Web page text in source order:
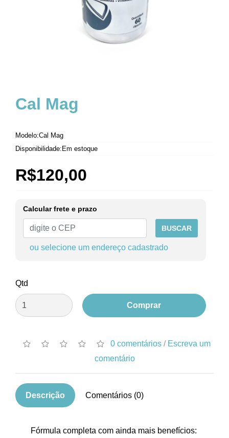
Cal Mag
Modelo:Cal Mag
Disponibilidade:Em estoque
R$120,00
Calcular frete e prazo
BUSCAR
ou selecione um endereço cadastrado
Qtd
Comprar
0 comentários / Escreva um
comentário
Descrição Comentários (0)
Fórmula completa com ainda mais benefícios: